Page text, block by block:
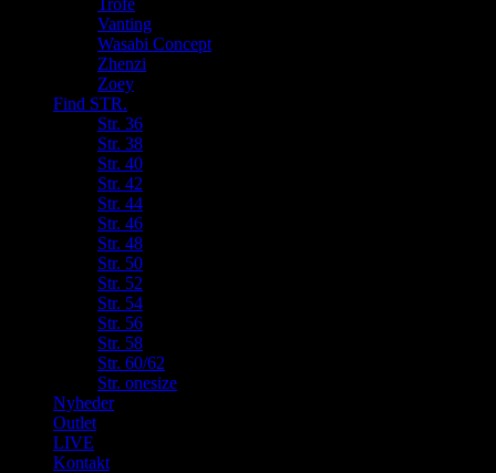
Trofé
Vanting
Wasabi Concept
Zhenzi
Zoey
Find STR.
Str. 36
Str. 38
Str. 40
Str. 42
Str. 44
Str. 46
Str. 48
Str. 50
Str. 52
Str. 54
Str. 56
Str. 58
Str. 60/62
Str. onesize
Nyheder
Outlet
LIVE
Kontakt